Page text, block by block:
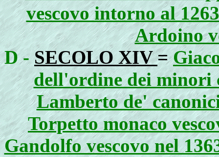
vescovo intorno al
Ardoino
D -SECOLO XIV=
dell'ordine dei minori
Lamberto de'
Torpetto monaco
Gandolfo vescovo nel